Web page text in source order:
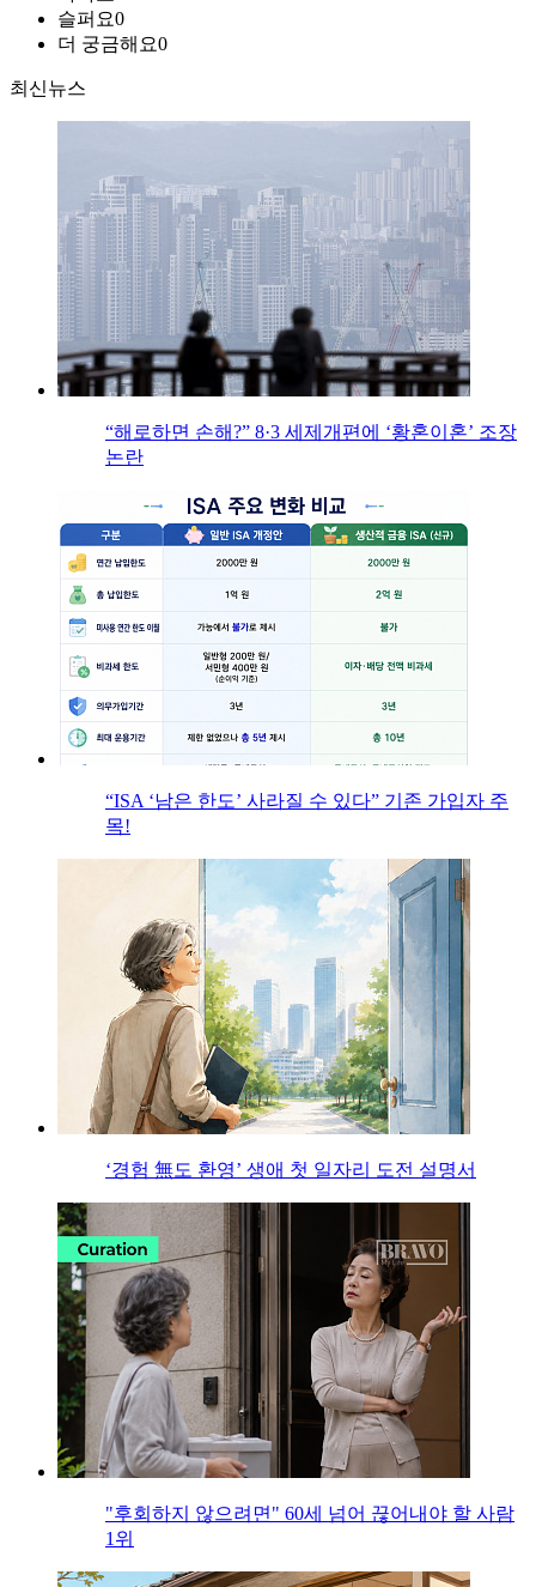
슬퍼요0
더 궁금해요0
최신뉴스
“해로하면 손해?” 8·3 세제개편에 ‘황혼이혼’ 조장
논란
“ISA ‘남은 한도’ 사라질 수 있다” 기존 가입자 주
목!
‘경험 無도 환영’ 생애 첫 일자리 도전 설명서
"후회하지 않으려면" 60세 넘어 끊어내야 할 사람
1위